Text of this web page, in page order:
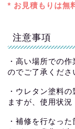
* お見積もりは無
注意事項
・高い場所での
のでご了承くださ
・ウレタン塗料
ますが、使用状況
・補修を行なっ